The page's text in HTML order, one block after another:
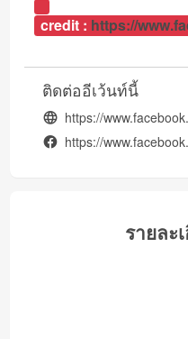
credit : https://
ติดต่ออีเว้นท์นี้
https://
https://
รายละ